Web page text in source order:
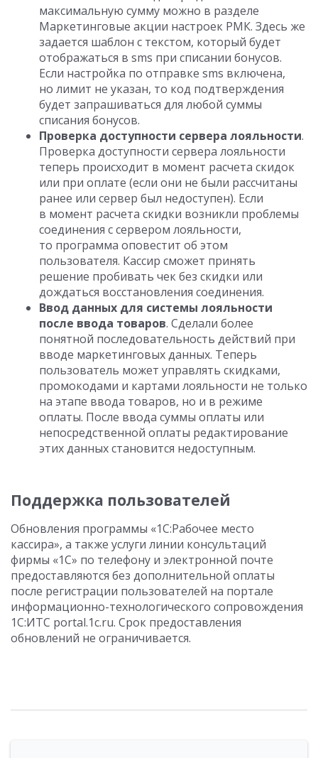
максимальную сумму можно в разделе
Маркетинговые акции настроек РМК. Здесь же
задается шаблон с текстом, который будет
отображаться в sms при списании бонусов.
Если настройка по отправке sms включена,
но лимит не указан, то код подтверждения
будет запрашиваться для любой суммы
списания бонусов.
Проверка доступности сервера лояльности.
Проверка доступности сервера лояльности
теперь происходит в момент расчета скидок
или при оплате (если они не были рассчитаны
ранее или сервер был недоступен). Если
в момент расчета скидки возникли проблемы
соединения с сервером лояльности,
то программа оповестит об этом
пользователя. Кассир сможет принять
решение пробивать чек без скидки или
дождаться восстановления соединения.
Ввод данных для системы лояльности
после ввода товаров. Сделали более
понятной последовательность действий при
вводе маркетинговых данных. Теперь
пользователь может управлять скидками,
промокодами и картами лояльности не только
на этапе ввода товаров, но и в режиме
оплаты. После ввода суммы оплаты или
непосредственной оплаты редактирование
этих данных становится недоступным.
Поддержка пользователей
Обновления программы «1С:Рабочее место
кассира», а также услуги линии консультаций
фирмы «1С» по телефону и электронной почте
предоставляются без дополнительной оплаты
после регистрации пользователей на портале
информационно-технологического сопровождения
1С:ИТС portal.1c.ru. Срок предоставления
обновлений не ограничивается.